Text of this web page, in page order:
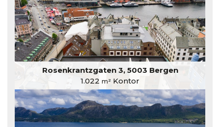
Rosenkrantzgaten 3, 5003 Bergen
1.022 m² Kontor